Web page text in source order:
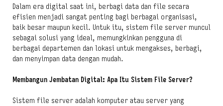
Dalam era digital saat ini, berbagi data dan file secara
efisien menjadi sangat penting bagi berbagai organisasi,
baik besar maupun kecil. Untuk itu, sistem file server muncul
sebagai solusi yang ideal, memungkinkan pengguna di
berbagai departemen dan lokasi untuk mengakses, berbagi,
dan menyimpan data dengan mudah.
Membangun Jembatan Digital: Apa Itu Sistem File Server?
Sistem file server adalah komputer atau server yang